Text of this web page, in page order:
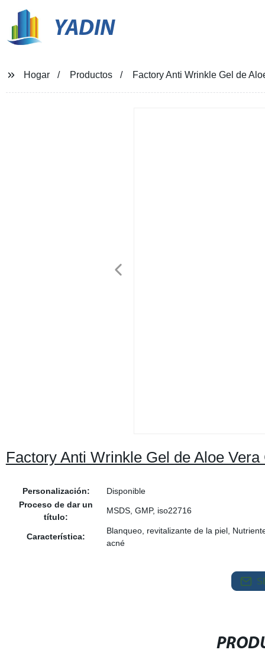
YADIN
Hogar Productos Factory Anti Wrinkle Gel de
Factory Anti Wrinkle Gel de Aloe
Personalización:
Disponible
Proceso de dar un
título:
MSDS, GMP, iso22716
Característica:
Blanqueo, revitalizante de la piel,
acné